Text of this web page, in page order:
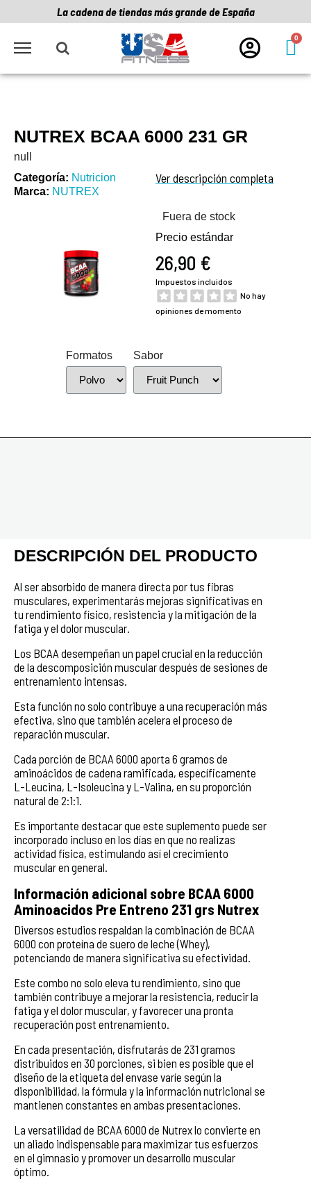
La cadena de tiendas más grande de España
NUTREX BCAA 6000 231 GR
null
Categoría
Nutricion
Marca
NUTREX
Ver descripción completa
Fuera de stock
Precio estándar
26,90 €
Impuestos incluidos
No hay
opiniones de momento
Formatos Sabor
DESCRIPCIÓN DEL PRODUCTO
Al ser absorbido de manera directa por tus fibras
musculares, experimentarás mejoras significativas en
tu rendimiento físico, resistencia y la mitigación de la
fatiga y el dolor muscular.
Los BCAA desempeñan un papel crucial en la reducción
de la descomposición muscular después de sesiones de
entrenamiento intensas.
Esta función no solo contribuye a una recuperación más
efectiva, sino que también acelera el proceso de
reparación muscular.
Cada porción de BCAA 6000 aporta 6 gramos de
aminoácidos de cadena ramificada, específicamente
L-Leucina, L-Isoleucina y L-Valina, en su proporción
natural de 2:1:1.
Es importante destacar que este suplemento puede ser
incorporado incluso en los días en que no realizas
actividad física, estimulando así el crecimiento
muscular en general.
Información adicional sobre BCAA 6000
Aminoacidos Pre Entreno 231 grs Nutrex
Diversos estudios respaldan la combinación de BCAA
6000 con proteína de suero de leche (Whey),
potenciando de manera significativa su efectividad.
Este combo no solo eleva tu rendimiento, sino que
también contribuye a mejorar la resistencia, reducir la
fatiga y el dolor muscular, y favorecer una pronta
recuperación post entrenamiento.
En cada presentación, disfrutarás de 231 gramos
distribuidos en 30 porciones, si bien es posible que el
diseño de la etiqueta del envase varíe según la
disponibilidad, la fórmula y la información nutricional se
mantienen constantes en ambas presentaciones.
La versatilidad de BCAA 6000 de Nutrex lo convierte en
un aliado indispensable para maximizar tus esfuerzos
en el gimnasio y promover un desarrollo muscular
óptimo.